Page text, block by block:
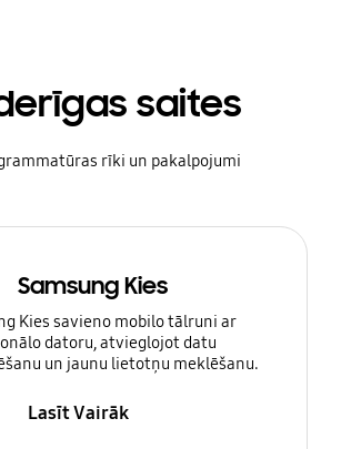
saites
rīki un pakalpojumi
Samsung Kies
Kies savieno mobilo tālruni ar
datoru, atvieglojot datu
un jaunu lietotņu meklēšanu.
Lasīt Vairāk